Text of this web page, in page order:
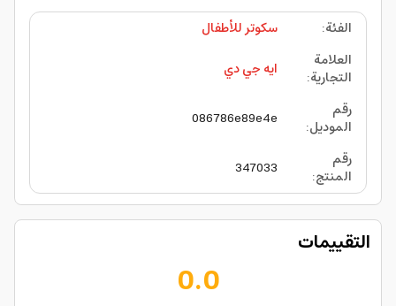
الفئة:
سكوتر للأطفال
العلامة
التجارية:
ايه جي دي
رقم
الموديل:
086786e89e4e
رقم
المنتج:
347033
التقييمات
0.0